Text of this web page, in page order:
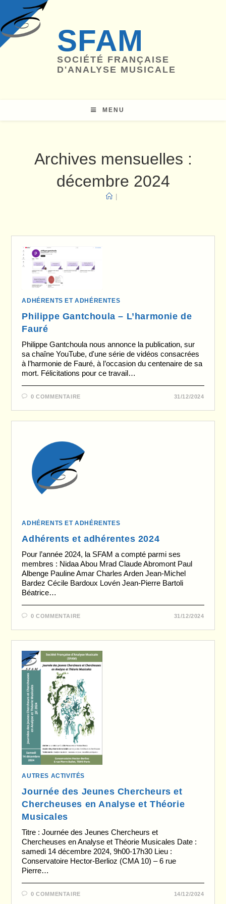
content
SFAM
SOCIÉTÉ FRANÇAISE
D'ANALYSE MUSICALE
MENU
Archives mensuelles :
décembre 2024
ADHÉRENTS ET ADHÉRENTES
Philippe Gantchoula – L’harmonie de
Fauré
Philippe Gantchoula nous annonce la publication, sur
sa chaîne YouTube, d'une série de vidéos consacrées
à l’harmonie de Fauré, à l’occasion du centenaire de sa
mort. Félicitations pour ce travail…
0 COMMENTAIRE 31/12/2024
ADHÉRENTS ET ADHÉRENTES
Adhérents et adhérentes 2024
Pour l’année 2024, la SFAM a compté parmi ses
membres : Nidaa Abou Mrad Claude Abromont Paul
Albenge Pauline Amar Charles Arden Jean-Michel
Bardez Cécile Bardoux Lovén Jean-Pierre Bartoli
Béatrice…
0 COMMENTAIRE 31/12/2024
AUTRES ACTIVITÉS
Journée des Jeunes Chercheurs et
Chercheuses en Analyse et Théorie
Musicales
Titre : Journée des Jeunes Chercheurs et
Chercheuses en Analyse et Théorie Musicales Date :
samedi 14 décembre 2024, 9h00-17h30 Lieu :
Conservatoire Hector-Berlioz (CMA 10) – 6 rue
Pierre…
0 COMMENTAIRE 14/12/2024